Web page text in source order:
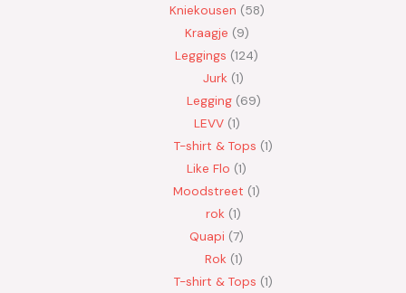
Kniekousen 58
Kraagje 9
Leggings 124
Jurk 1
Legging 69
LEVV 1
T-shirt & Tops 1
Like Flo 1
Moodstreet 1
rok 1
Quapi 7
Rok 1
T-shirt & Tops 1